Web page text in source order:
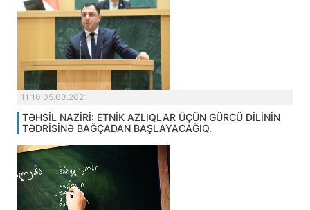
11:10 05.03.2021
TƏHSİL NAZİRİ: ETNİK AZLIQLAR ÜÇÜN GÜRCÜ DİLİNİN
TƏDRİSİNƏ BAĞÇADAN BAŞLAYACAĞIQ.